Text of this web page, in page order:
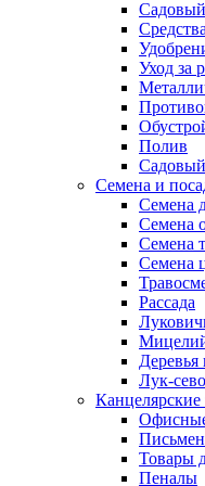
Уход за
Полив
Семена и
Семена
Семена
Семена
Семена
Рассада
Деревья
Лук-
Товары
Пеналы